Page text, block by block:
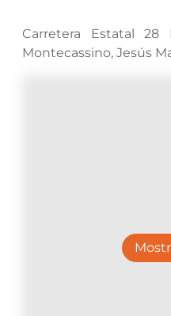
Carretera Estatal 28
Montecassino, Jesús